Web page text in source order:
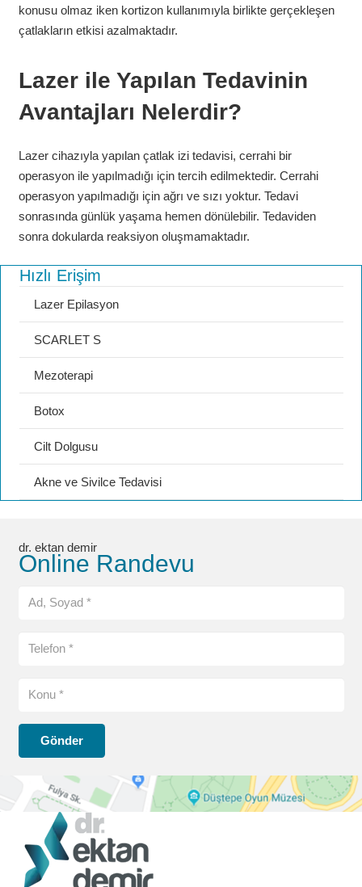
konusu olmaz iken kortizon kullanımıyla birlikte gerçekleşen
çatlakların etkisi azalmaktadır.
Lazer ile Yapılan Tedavinin
Avantajları Nelerdir?
Lazer cihazıyla yapılan çatlak izi tedavisi, cerrahi bir
operasyon ile yapılmadığı için tercih edilmektedir. Cerrahi
operasyon yapılmadığı için ağrı ve sızı yoktur. Tedavi
sonrasında günlük yaşama hemen dönülebilir. Tedaviden
sonra dokularda reaksiyon oluşmamaktadır.
Hızlı Erişim
Lazer Epilasyon
SCARLET S
Mezoterapi
Botox
Cilt Dolgusu
Akne ve Sivilce Tedavisi
dr. ektan demir
Online Randevu
Gönder